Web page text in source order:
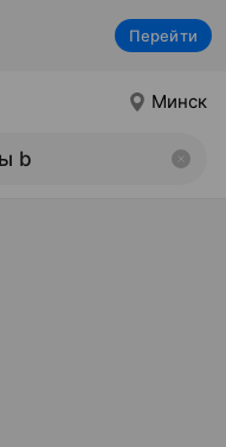
Перейти
Минск